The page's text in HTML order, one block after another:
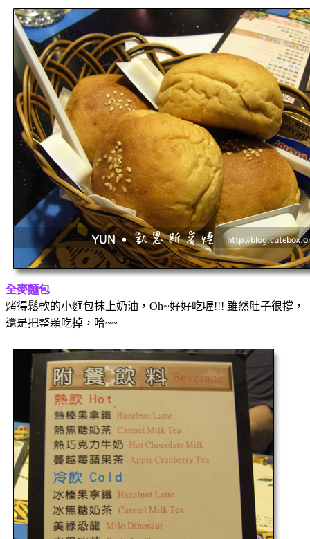
全麥麵包
烤得鬆軟的小麵包抹上奶油，Oh~好好吃喔!!! 雖然肚子很撐，
還是把整顆吃掉，哈~~